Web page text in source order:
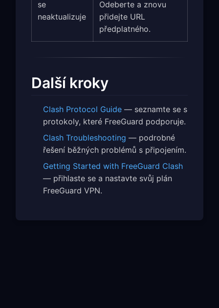
se
neaktualizuje
Odeberte a znovu
přidejte URL
předplatného.
Další kroky
Clash Protocol Guide — seznamte se s
protokoly, které FreeGuard podporuje.
Clash Troubleshooting — podrobné
řešení běžných problémů s připojením.
Getting Started with FreeGuard Clash
— přihlaste se a nastavte svůj plán
FreeGuard VPN.